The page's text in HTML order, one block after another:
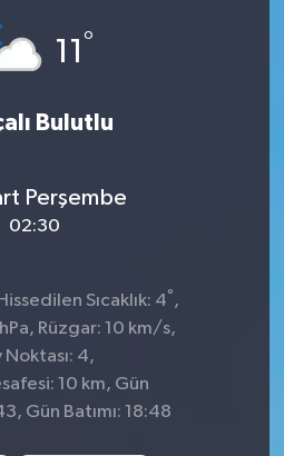
11°
Bulutlu
Perşembe
02:30
Sıcaklık: 4° ,
hPa, Rüzgar: 10 km/s,
Noktası: 4,
10 km, Gün
Gün Batımı: 18:48